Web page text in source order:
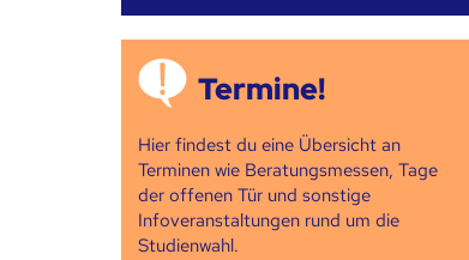
Termine!
Hier findest du eine Übersicht an
Terminen wie Beratungsmessen, Tage
der offenen Tür und sonstige
Infoveranstaltungen rund um die
Studienwahl.